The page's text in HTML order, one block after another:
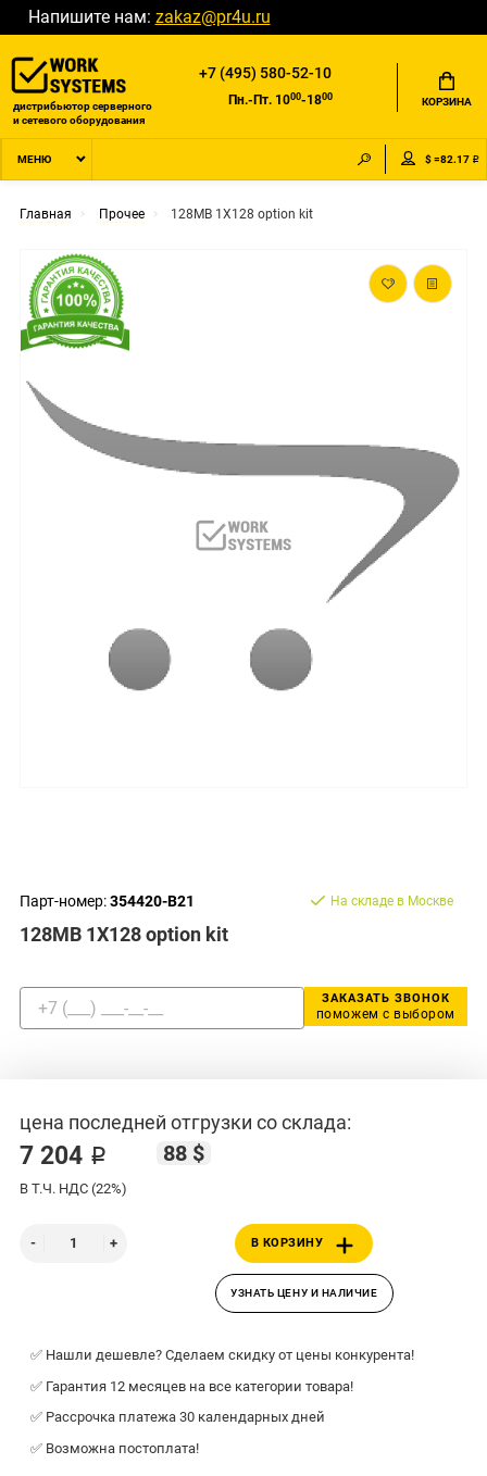
Напишите нам: zakaz@pr4u.ru
дистрибьютор серверного
и сетевого оборудования
+7 (495) 580-52-10
Пн.-Пт. 1000-1800 КОРЗИНА
МЕНЮ $ =82.17 ₽
Главная Прочее 128MB 1X128 option kit
Парт-номер:354420-B21
128MB 1X128 option kit
На складе в Москве
ЗАКАЗАТЬ ЗВОНОК
поможем с выбором
цена последней отгрузки со склада:
7 204 ₽ 88 $
В Т.Ч. НДС (22%)
В КОРЗИНУ
УЗНАТЬ ЦЕНУ И НАЛИЧИЕ
✅ Нашли дешевле? Сделаем скидку от цены конкурента!
✅ Гарантия 12 месяцев на все категории товара!
✅ Рассрочка платежа 30 календарных дней
✅ Возможна постоплата!